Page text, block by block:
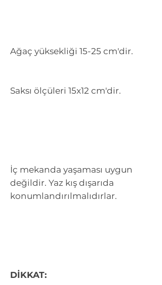
Ağaç yüksekliği 15-25 cm'dir.
Saksı ölçüleri 15x12 cm'dir.
İç mekanda yaşaması uygun
değildir. Yaz kış dışarıda
konumlandırılmalıdırlar.
DİKKAT: